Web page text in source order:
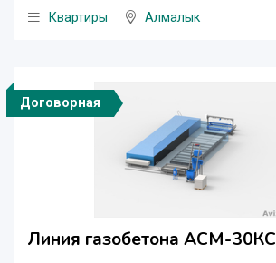
Квартиры
Алмалык
Договорная
Линия газобетона АСМ-30КC